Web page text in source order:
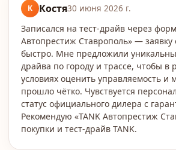
К Костя30 июня 2026 г.
Записался на тест-драйв через
Автопрестиж Ставрополь» — заявку
быстро. Мне предложили
драйва по городу и трассе, чтобы в
условиях оценить управляемость и
прошло чётко. Чувствуется
статус официального дилера с
Рекомендую «TANK Автопрестиж
покупки и тест-драйв TANK.